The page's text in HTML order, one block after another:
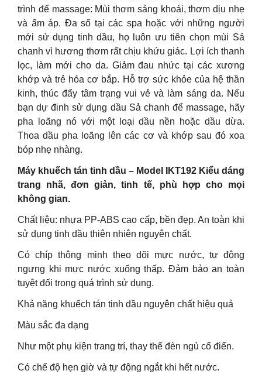
trình để massage: Mùi thơm sảng khoái, thơm dịu nhẹ
và ấm áp. Đa số tại các spa hoặc với những người
mới sử dụng tinh dầu, họ luôn ưu tiên chọn mùi Sả
chanh vì hương thơm rất chịu khứu giác. Lợi ích thanh
lọc, làm mới cho da. Giảm đau nhức tại các xương
khớp và trẻ hóa cơ bắp. Hỗ trợ sức khỏe của hệ thần
kinh, thúc đẩy tâm trạng vui vẻ và làm sáng da. Nếu
bạn dự đinh sử dụng dầu Sả chanh để massage, hãy
pha loãng nó với một loại dầu nền hoặc dầu dừa.
Thoa dầu pha loãng lên các cơ và khớp sau đó xoa
bóp nhẹ nhàng.
Máy khuếch tán tinh dầu – Model IKT192 Kiểu dáng
trang nhã, đơn giản, tinh tế, phù hợp cho mọi
không gian.
Chất liệu: nhựa PP-ABS cao cấp, bền đẹp. An toàn khi
sử dụng tinh dầu thiên nhiên nguyên chất.
Có chíp thông minh theo dõi mực nước, tự động
ngưng khi mực nước xuống thấp. Đảm bảo an toàn
tuyệt đối trong quá trình sử dụng.
Khả năng khuếch tán tinh dầu nguyên chất hiệu quả
Màu sắc đa dạng
Như một phụ kiện trang trí, thay thế đèn ngủ cổ điển.
Có chế độ hẹn giờ và tự động ngắt khi hết nước.